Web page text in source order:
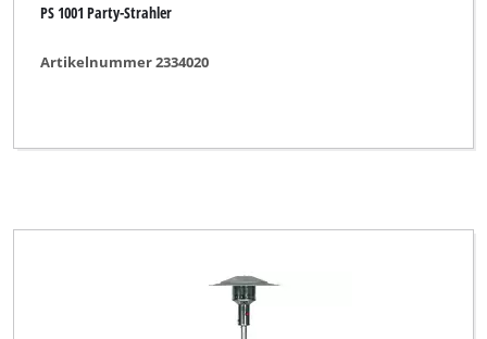
Herkules
Limited Edition
Alle filters verwijderen
PS 1001 Party-Strahler
Artikelnummer 2334020